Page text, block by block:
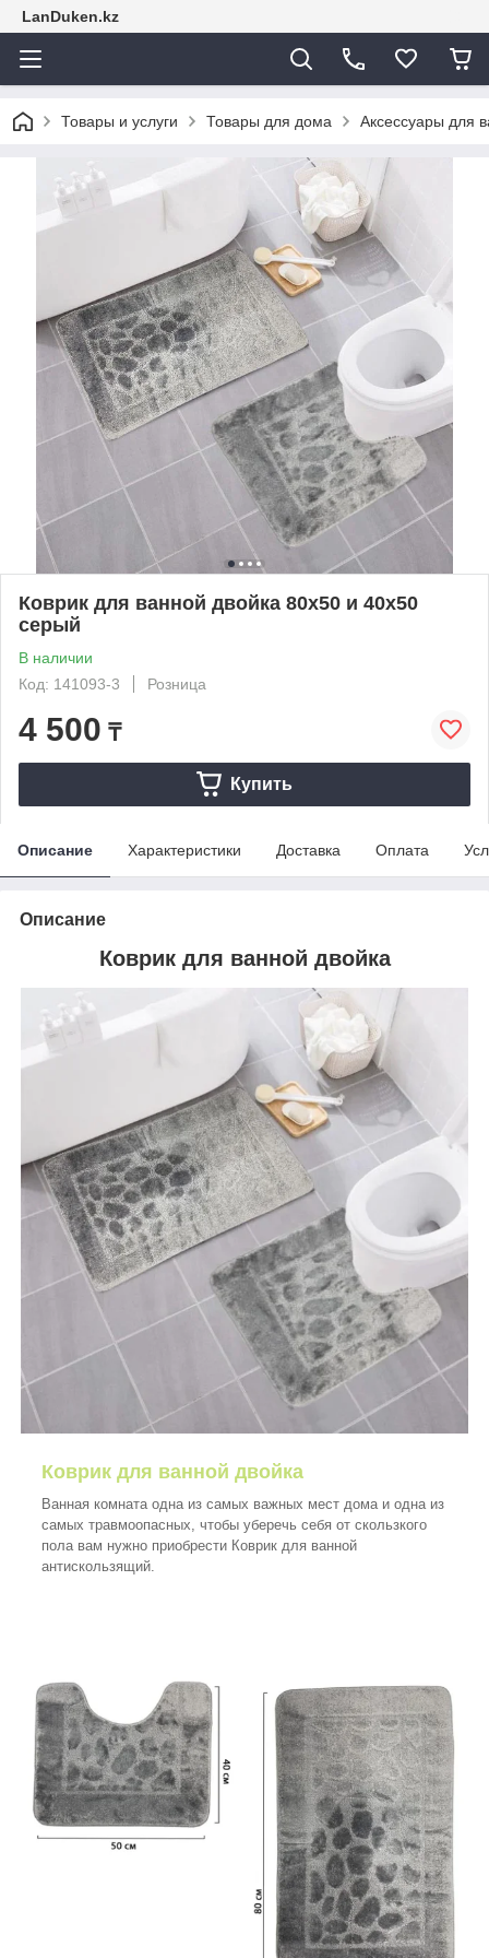
LanDuken.kz
Товары и услуги Товары для дома Аксессуары для
Коврик для ванной двойка 80х50 и 40х50
серый
В наличии
Код: 141093-3
Розница
4 500 ₸
Купить
Описание Характеристики Доставка Оплата
Описание
Коврик для ванной двойка
Коврик для ванной двойка
Ванная комната одна из самых важных мест дома и одна из
самых травмоопасных, чтобы уберечь себя от скользкого
пола вам нужно приобрести Коврик для ванной
антискользящий.